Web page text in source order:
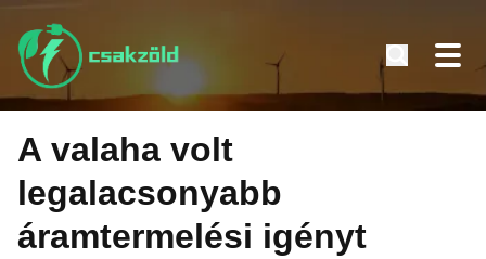
Tovább
tartalomra
A valaha volt
legalacsonyabb
áramtermelési igényt